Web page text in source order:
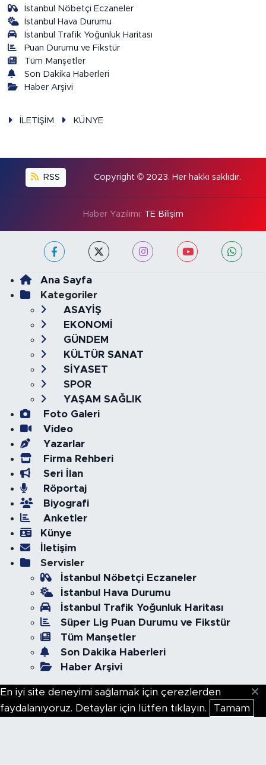
İstanbul Nöbetçi Eczaneler
İstanbul Hava Durumu
İstanbul Trafik Yoğunluk Haritası
Puan Durumu ve Fikstür
Tüm Manşetler
Son Dakika Haberleri
Haber Arşivi
İLETİŞİM KÜNYE
RSS Copyright © 2023. Her hakkı saklıdır.
Haber Yazılımı: TE Bilişim
Ana Sayfa
Kategoriler
ASAYİŞ
EKONOMİ
GÜNDEM
KÜLTÜR SANAT
SİYASET
SPOR
YAŞAM SAĞLIK
Foto Galeri
Video
Yazarlar
Firma Rehberi
Seri İlan
Röportaj
Biyografi
Anketler
Künye
İletişim
Servisler
İstanbul Nöbetçi Eczaneler
İstanbul Hava Durumu
İstanbul Trafik Yoğunluk Haritası
Süper Lig Puan Durumu ve Fikstür
Tüm Manşetler
Son Dakika Haberleri
Haber Arşivi
En iyi site deneyimi sağlamak için çerezlerden
faydalanıyoruz. Detaylar için lütfen tıklayın.
Tamam